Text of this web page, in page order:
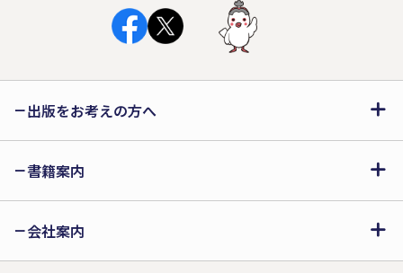
出版をお考えの方へ
書籍案内
会社案内